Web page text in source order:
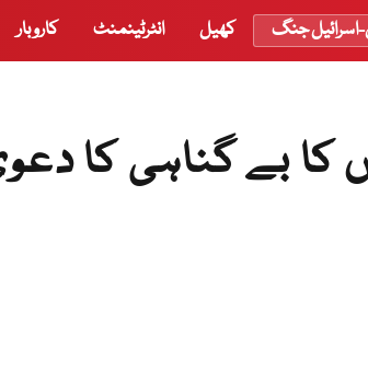
اسرائیل جنگ کھیل انٹرٹینمنٹ کاروبار
بے گناہی کا